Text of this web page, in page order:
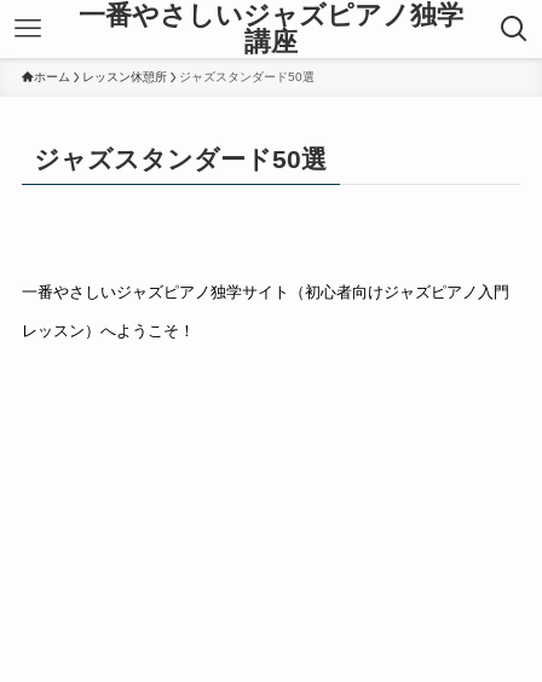
一番やさしいジャズピアノ独学
講座
ホーム レッスン休憩所 ジャズスタンダード50選
ジャズスタンダード50選
一番やさしいジャズピアノ独学サイト（初心者向けジャズピアノ入門
レッスン）へようこそ！